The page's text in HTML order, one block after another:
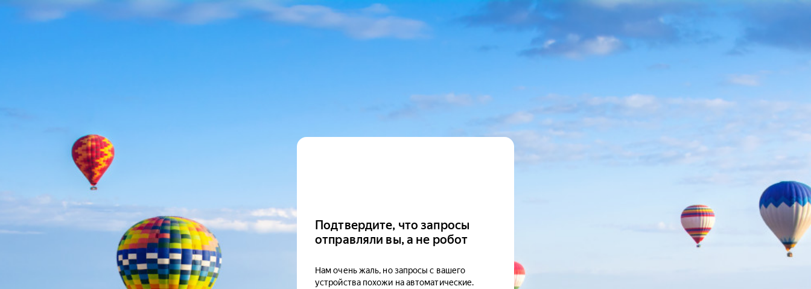
Подтвердите, что запросы
отправляли вы, а не робот
Нам очень жаль, но запросы с вашего
устройства похожи на автоматические.